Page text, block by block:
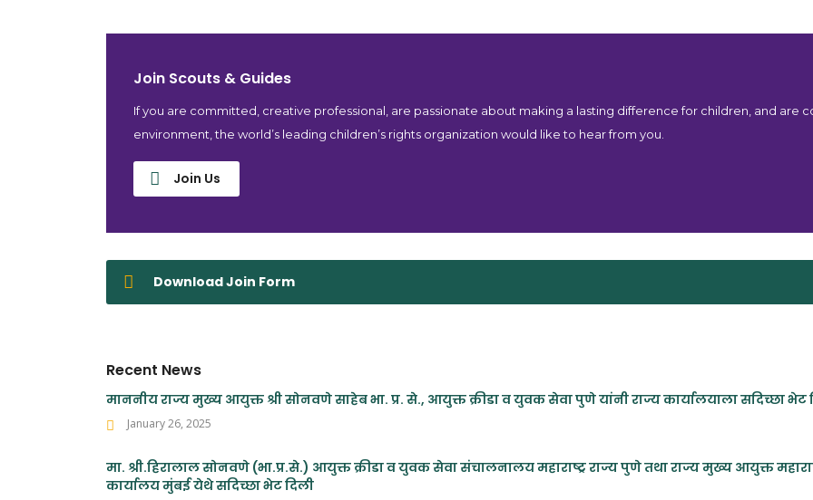
Join Scouts & Guides
If you are committed, creative professional, are passionate about making a lasting difference for children, and are
environment, the world’s leading children’s rights organization would like to hear from you.
Join Us
Download Join Form
Recent News
माननीय राज्य मुख्य आयुक्त श्री सोनवणे साहेब भा. प्र. से., आयुक्त क्रीडा व युवक सेवा पुणे यांनी राज्य कार्यालयाला सदिच्छा भेट
January 26, 2025
मा. श्री.हिरालाल सोनवणे (भा.प्र.से.) आयुक्त क्रीडा व युवक सेवा संचालनालय महाराष्ट्र राज्य पुणे तथा राज्य मुख्य आयुक्त
कार्यालय मुंबई येथे सदिच्छा भेट दिली